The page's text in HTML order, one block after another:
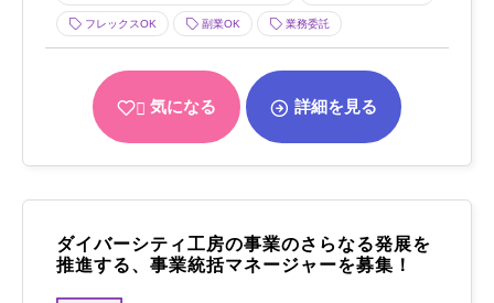
フレックスOK 副業OK 業務委託
気になる 詳細を見る
ダイバーシティ工房の事業のさらなる発展を
推進する​、事業統括マネージャーを募集！